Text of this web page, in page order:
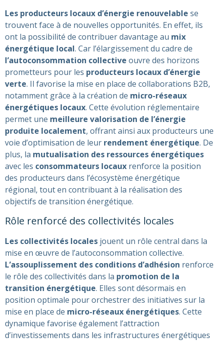
Les producteurs locaux d’énergie renouvelable se
trouvent face à de nouvelles opportunités. En effet, ils
ont la possibilité de contribuer davantage au mix
énergétique local. Car l’élargissement du cadre de
l’autoconsommation collective ouvre des horizons
prometteurs pour les producteurs locaux d’énergie
verte. Il favorise la mise en place de collaborations B2B,
notamment grâce à la création de micro-réseaux
énergétiques locaux. Cette évolution réglementaire
permet une meilleure valorisation de l’énergie
produite localement, offrant ainsi aux producteurs une
voie d’optimisation de leur rendement énergétique. De
plus, la mutualisation des ressources énergétiques
avec les consommateurs locaux renforce la position
des producteurs dans l’écosystème énergétique
régional, tout en contribuant à la réalisation des
objectifs de transition énergétique.
Rôle renforcé des collectivités locales
Les collectivités locales jouent un rôle central dans la
mise en œuvre de l’autoconsommation collective.
L’assouplissement des conditions d’adhésion renforce
le rôle des collectivités dans la promotion de la
transition énergétique. Elles sont désormais en
position optimale pour orchestrer des initiatives sur la
mise en place de micro-réseaux énergétiques. Cette
dynamique favorise également l’attraction
d’investissements dans les infrastructures énergétiques